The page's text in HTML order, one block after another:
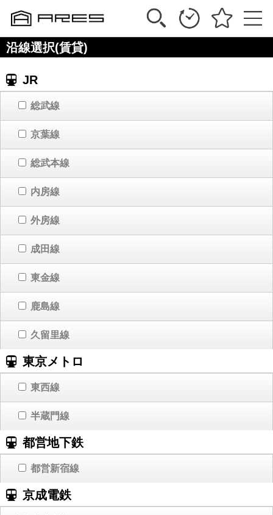
沿線選択(賃貸)
JR
総武線
京葉線
総武本線
内房線
外房線
成田線
東金線
鹿島線
久留里線
東京メトロ
東西線
半蔵門線
都営地下鉄
都営新宿線
京成電鉄